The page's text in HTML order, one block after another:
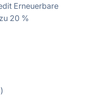
Erneuerbare
20 %